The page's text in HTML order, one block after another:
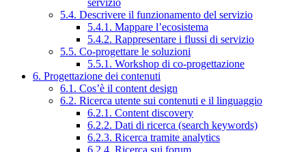
servizio
5.4. Descrivere il funzionamento del servizio
5.4.1. Mappare l’ecosistema
5.4.2. Rappresentare i flussi di servizio
5.5. Co-progettare le soluzioni
5.5.1. Workshop di co-progettazione
6. Progettazione dei contenuti
6.1. Cos’è il content design
6.2. Ricerca utente sui contenuti e il linguaggio
6.2.1. Content discovery
6.2.2. Dati di ricerca (search keywords)
6.2.3. Ricerca tramite analytics
6.2.4. Ricerca sui forum